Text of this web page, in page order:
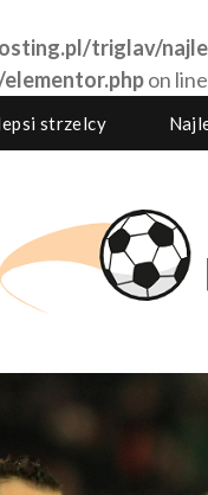
triglav/
on line
strzelcy